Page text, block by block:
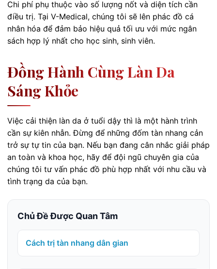
Chi phí phụ thuộc vào số lượng nốt và diện tích cần
điều trị. Tại V-Medical, chúng tôi sẽ lên phác đồ cá
nhân hóa để đảm bảo hiệu quả tối ưu với mức ngân
sách hợp lý nhất cho học sinh, sinh viên.
Đồng Hành Cùng Làn Da
Sáng Khỏe
Việc cải thiện làn da ở tuổi dậy thì là một hành trình
cần sự kiên nhẫn. Đừng để những đốm tàn nhang cản
trở sự tự tin của bạn. Nếu bạn đang cân nhắc giải pháp
an toàn và khoa học, hãy để đội ngũ chuyên gia của
chúng tôi tư vấn phác đồ phù hợp nhất với nhu cầu và
tình trạng da của bạn.
Chủ Đề Được Quan Tâm
Cách trị tàn nhang dân gian